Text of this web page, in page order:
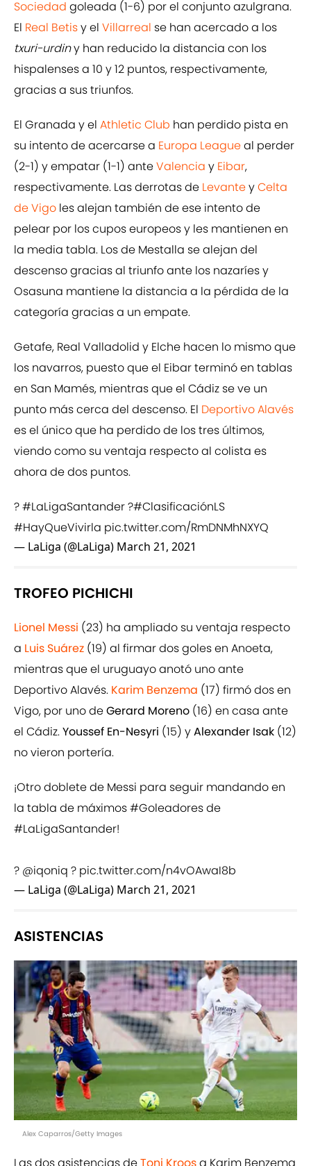
Sociedad goleada (1-6) por el conjunto azulgrana.
El Real Betisy el Villarreal se han acercado a los
txuri-urdiny han reducido la distancia con los
hispalenses a 10 y 12 puntos, respectivamente,
gracias a sus triunfos.
El Granada y el Athletic Club han perdido pista en
su intento de acercarse a Europa Leagueal perder
(2-1) y empatar (1-1) anteValencia y Eibar,
respectivamente. Las derrotas de LevanteyCelta
de Vigo les alejan también de ese intento de
pelear por los cupos europeos y les mantienen en
la media tabla. Los de Mestalla se alejan del
descenso gracias al triunfo ante los nazaríes y
Osasuna mantiene la distancia a la pérdida de la
categoría gracias a un empate.
Getafe, Real Valladolid y Elche hacen lo mismo que
los navarros, puesto que el Eibar terminó en tablas
en San Mamés, mientras que el Cádiz se ve un
punto más cerca del descenso. El Deportivo Alavés
es el único que ha perdido de los tres últimos,
viendo como su ventaja respecto al colista es
ahora de dos puntos.
?#LaLigaSantander?#ClasificaciónLS
#HayQueVivirla pic.twitter.com/RmDNMhNXYQ
— LaLiga (@LaLiga) March 21, 2021
TROFEO PICHICHI
Lionel Messi (23) ha ampliado su ventaja respecto
a Luis Suárez (19) al firmar dos goles en Anoeta,
mientras que el uruguayo anotó uno ante
Deportivo Alavés. Karim Benzema (17) firmó dos en
Vigo, por uno deGerard Moreno (16) en casa ante
el Cádiz.Youssef En-Nesyri (15) yAlexander Isak (12)
no vieron portería.
¡Otro doblete de Messi para seguir mandando en
la tabla de máximos#Goleadoresde
#LaLigaSantander!
? @iqoniq ? pic.twitter.com/n4vOAwaI8b
— LaLiga (@LaLiga) March 21, 2021
ASISTENCIAS
Alex Caparros/Getty Images